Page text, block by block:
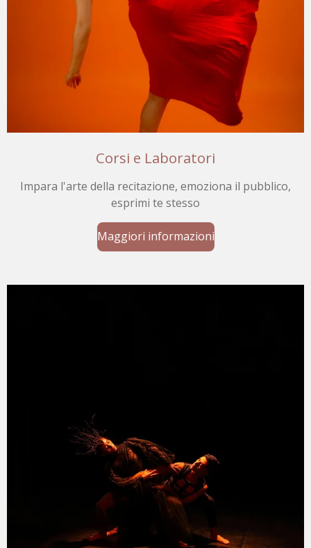
Corsi e Laboratori
Impara l'arte della recitazione, emoziona il pubblico,
esprimi te stesso
Maggiori informazioni